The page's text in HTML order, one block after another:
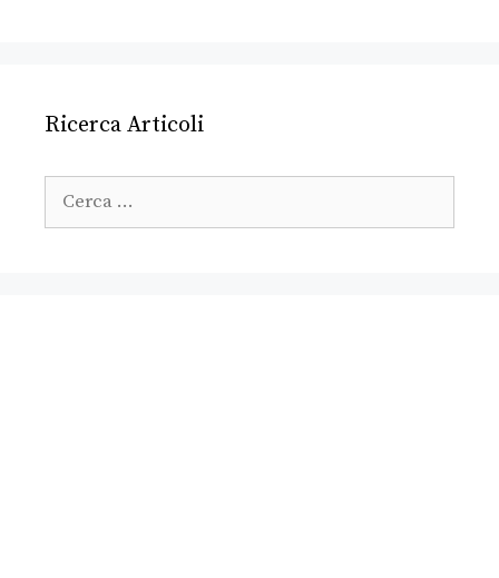
Ricerca Articoli